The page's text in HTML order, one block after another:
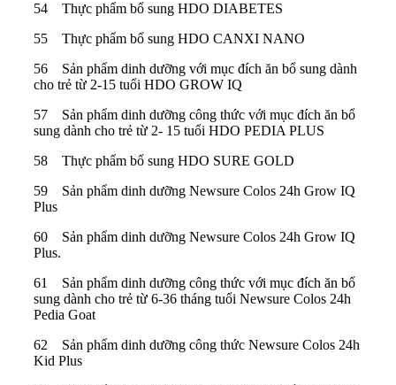
54 Thực phẩm bổ sung HDO DIABETES
55 Thực phẩm bổ sung HDO CANXI NANO
56 Sản phẩm dinh dưỡng với mục đích ăn bổ sung dành
cho trẻ từ 2-15 tuổi HDO GROW IQ
57 Sản phẩm dinh dưỡng công thức với mục đích ăn bổ
sung dành cho trẻ từ 2- 15 tuổi HDO PEDIA PLUS
58 Thực phẩm bổ sung HDO SURE GOLD
59 Sản phẩm dinh dưỡng Newsure Colos 24h Grow IQ
Plus
60 Sản phẩm dinh dưỡng Newsure Colos 24h Grow IQ
Plus.
61 Sản phẩm dinh dưỡng công thức với mục đích ăn bổ
sung dành cho trẻ từ 6-36 tháng tuổi Newsure Colos 24h
Pedia Goat
62 Sản phẩm dinh dưỡng công thức Newsure Colos 24h
Kid Plus